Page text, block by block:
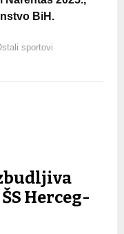
BiH.
sportovi
Herceg-